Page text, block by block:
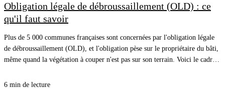
Obligation légale de débroussaillement (OLD) : ce
qu'il faut savoir
Plus de 5 000 communes françaises sont concernées par l'obligation légale
de débroussaillement (OLD), et l'obligation pèse sur le propriétaire du bâti,
même quand la végétation à couper n'est pas sur son terrain. Voici le cadre,
autour de chez vous.
6 min de lecture